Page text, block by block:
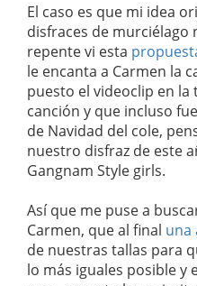
El caso es que mi idea
disfraces de murciélago
repente vi esta
le encanta a Carmen la
puesto el videoclip en la
canción y que incluso
de Navidad del cole,
nuestro disfraz de este
Gangnam Style girls.
Así que me puse a
Carmen, que al final una
de nuestras tallas para
lo más iguales posible